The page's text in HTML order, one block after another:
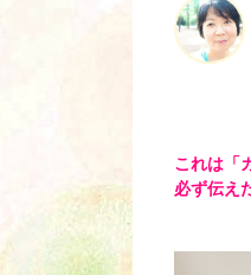
これは「
必ず伝え